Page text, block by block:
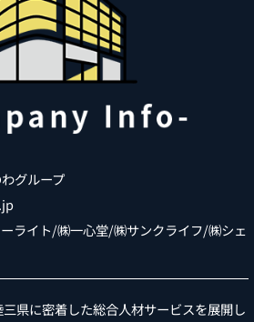
グループ
ライト/㈱一心堂/㈱サンクライフ/㈱シェ
県に密着した総合人材サービスを展開し